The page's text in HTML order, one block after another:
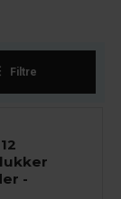
Filtre
-